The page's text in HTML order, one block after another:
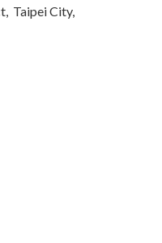
Taipei City,